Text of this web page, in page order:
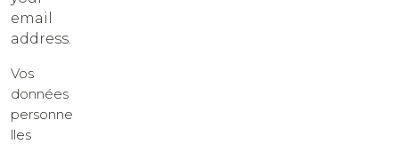
email
address.
Vos
données
personne
lles